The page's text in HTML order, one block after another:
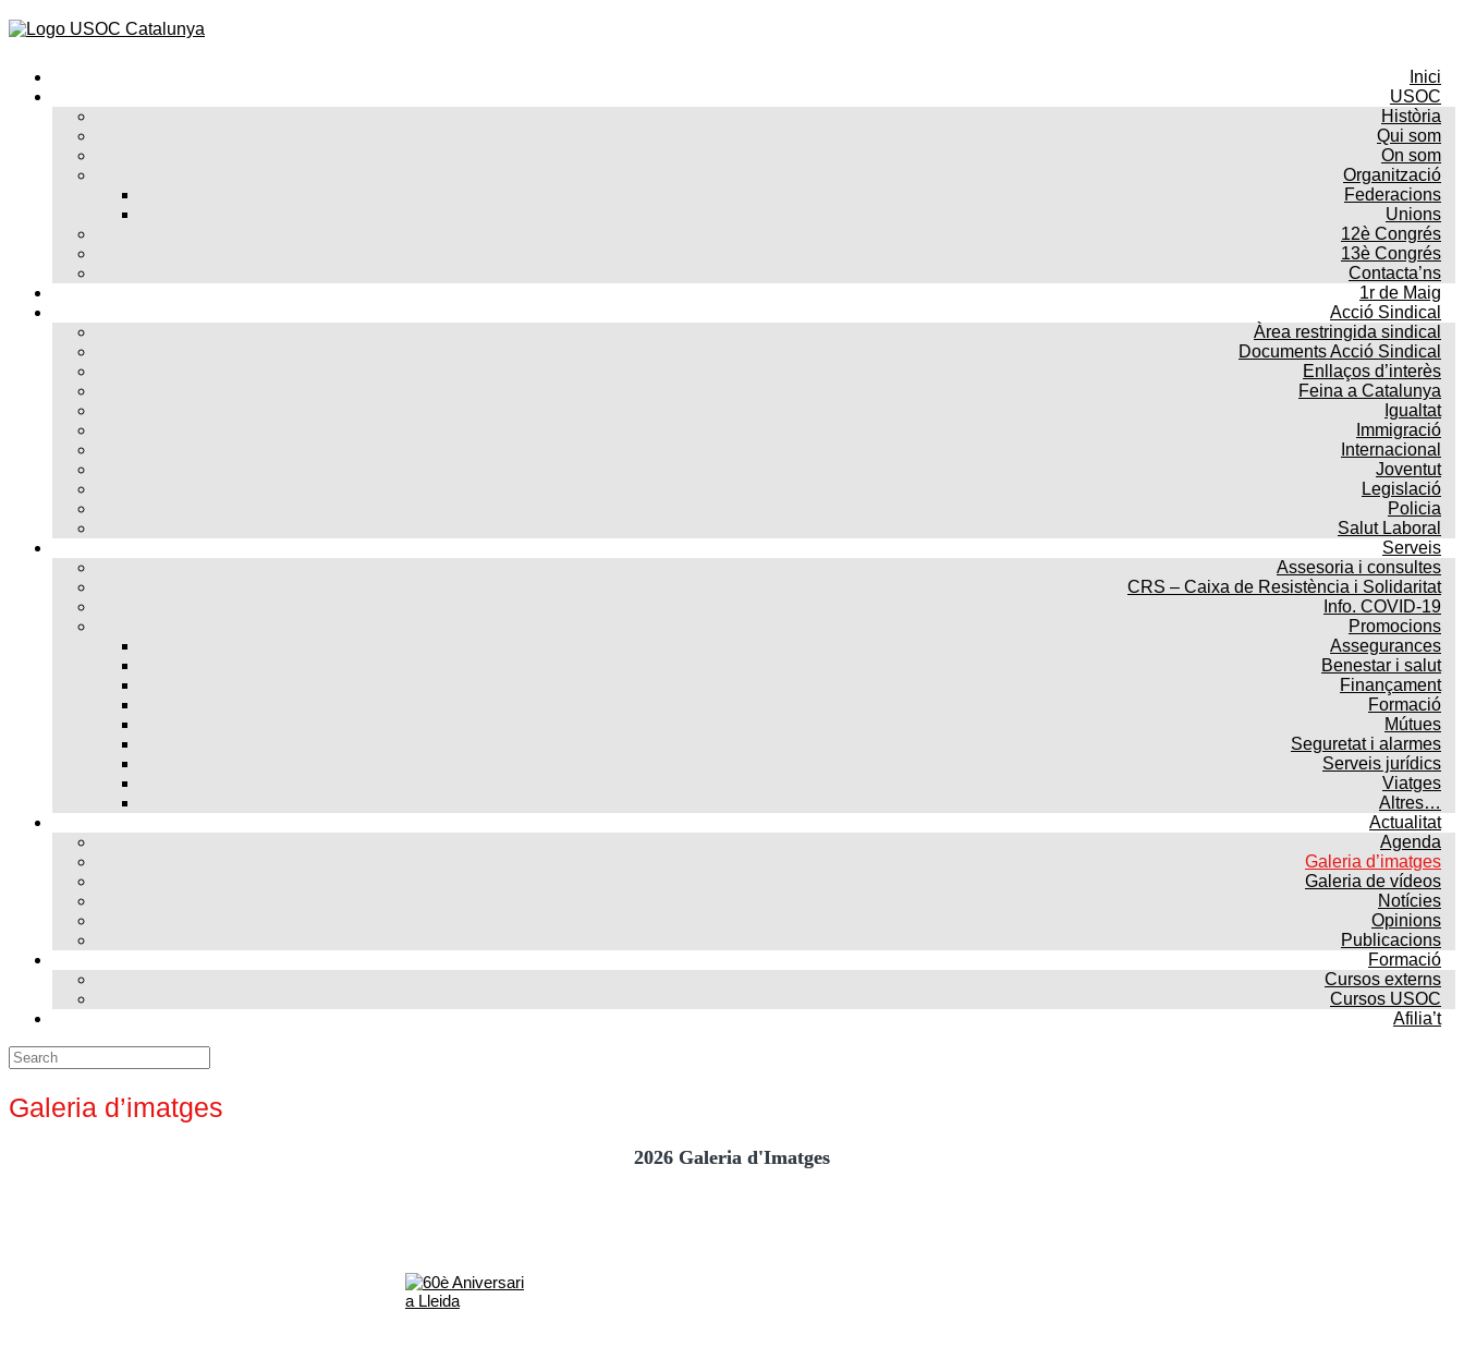
Inici
USOC
Història
Qui som
On som
Organització
Federacions
Unions
12è Congrés
13è Congrés
Contacta’ns
1r de Maig
Acció Sindical
Àrea restringida sindical
Documents Acció Sindical
Enllaços d’interès
Feina a Catalunya
Igualtat
Immigració
Internacional
Joventut
Legislació
Policia
Salut Laboral
Serveis
Assesoria i consultes
CRS – Caixa de Resistència i Solidaritat
Info. COVID-19
Promocions
Assegurances
Benestar i salut
Finançament
Formació
Mútues
Seguretat i alarmes
Serveis jurídics
Viatges
Altres…
Actualitat
Agenda
Galeria d’imatges
Galeria de vídeos
Notícies
Opinions
Publicacions
Formació
Cursos externs
Cursos USOC
Afilia’t
Search
for:
Galeria d’imatges
2026 Galeria d'Imatges